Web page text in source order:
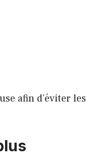
afin d’éviter les